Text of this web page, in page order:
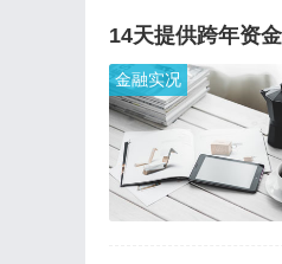
14天提供跨年资
金融实况